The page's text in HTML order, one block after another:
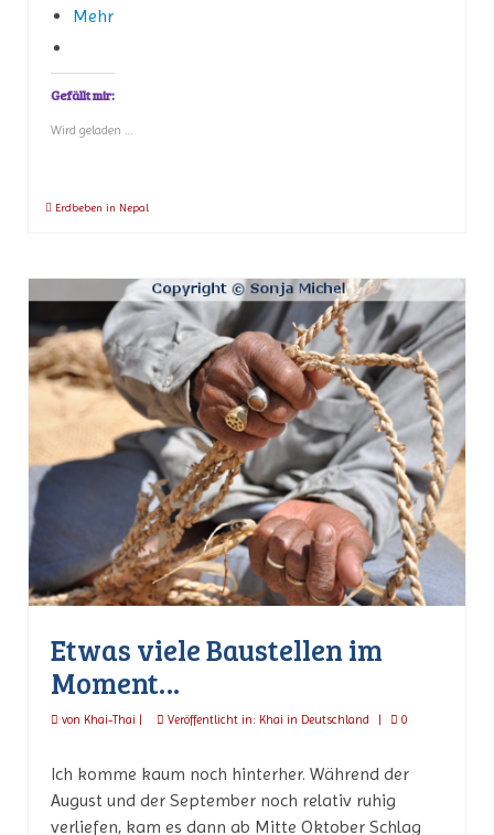
Mehr
Gefällt mir:
Wird geladen …
Erdbeben in Nepal
Etwas viele Baustellen im
Moment…
von Khai-Thai Veröffentlicht in: Khai in Deutschland 0
Ich komme kaum noch hinterher. Während der
August und der September noch relativ ruhig
verliefen, kam es dann ab Mitte Oktober Schlag